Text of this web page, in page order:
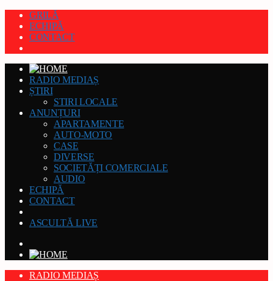
GRILĂ
ECHIPĂ
CONTACT
RADIO MEDIAȘ
ȘTIRI
STIRI LOCALE
ANUNȚURI
APARTAMENTE
AUTO-MOTO
CASE
DIVERSE
SOCIETĂȚI COMERCIALE
AUDIO
ECHIPĂ
CONTACT
ASCULTĂ LIVE
RADIO MEDIAȘ